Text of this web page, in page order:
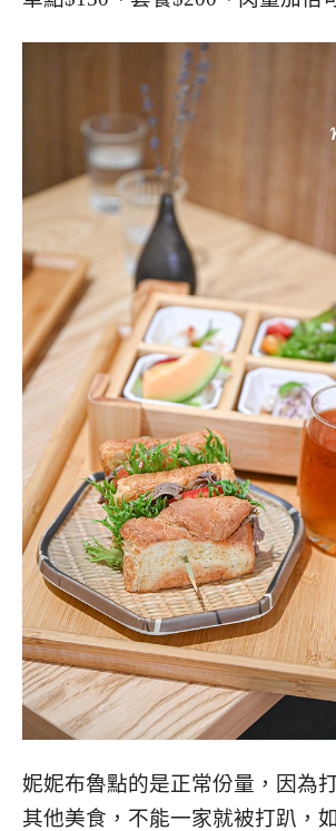
妮妮布魯點的是正常份量，因為
其他美食，不能一家就被打趴，